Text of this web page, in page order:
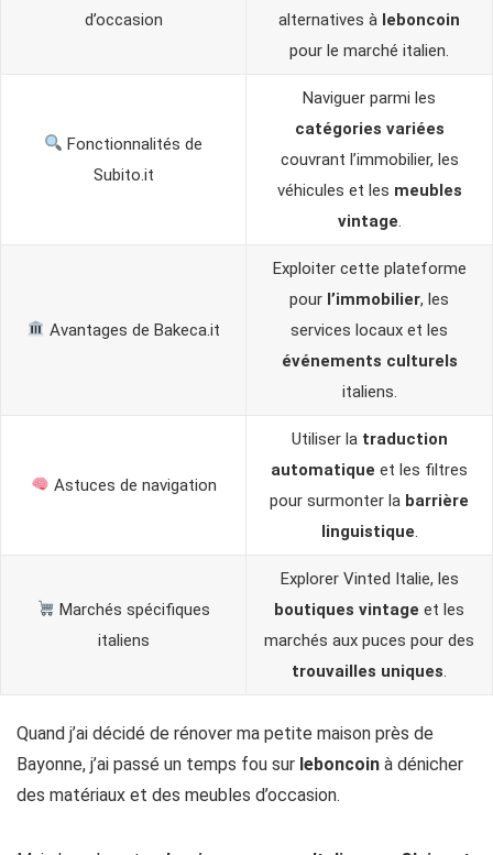
d’occasion
alternatives à leboncoin
pour le marché italien.
Fonctionnalités de
Subito.it
Naviguer parmi les
catégories variées
couvrant l’immobilier, les
véhicules et les meubles
vintage.
Avantages de Bakeca.it
Exploiter cette plateforme
pour l’immobilier, les
services locaux et les
événements culturels
italiens.
Astuces de navigation
Utiliser la traduction
automatique et les filtres
pour surmonter la barrière
linguistique.
Marchés spécifiques
italiens
Explorer Vinted Italie, les
boutiques vintage et les
marchés aux puces pour des
trouvailles uniques.
Quand j’ai décidé de rénover ma petite maison près de
Bayonne, j’ai passé un temps fou sur leboncoin à dénicher
des matériaux et des meubles d’occasion.